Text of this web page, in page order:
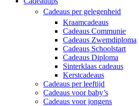
Cadeaus per gelegenheid
Kraamcadeaus
Cadeaus Communie
Cadeaus Zwemdiploma
Cadeaus Schoolstart
Cadeaus Diploma
Sinterklaas cadeaus
Kerstcadeaus
Cadeaus per leeftijd
Cadeaus voor baby’s
Cadeaus voor jongens